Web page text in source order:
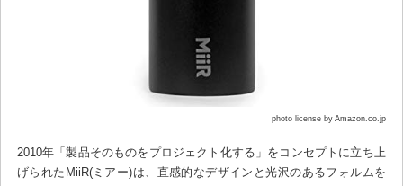
photo license by Amazon.co.jp
2010年「製品そのものをプロジェクト化する」をコンセプトに立ち上
げられたMiiR(ミアー)は、直感的なデザインと光沢のあるフォルムを